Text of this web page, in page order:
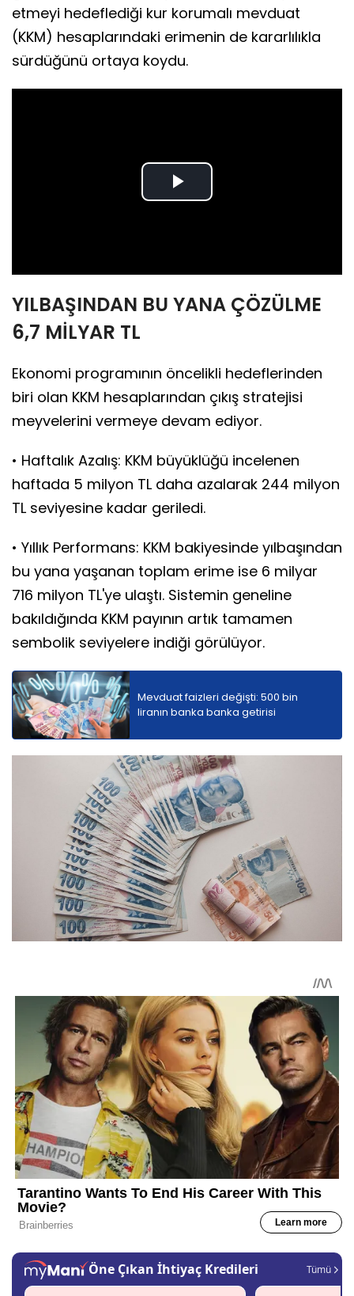
etmeyi hedeflediği kur korumalı mevduat
(KKM) hesaplarındaki erimenin de kararlılıkla
sürdüğünü ortaya koydu.
Play
YILBAŞINDAN BU YANA ÇÖZÜLME
6,7 MİLYAR TL
Ekonomi programının öncelikli hedeflerinden
biri olan KKM hesaplarından çıkış stratejisi
meyvelerini vermeye devam ediyor.
• Haftalık Azalış: KKM büyüklüğü incelenen
haftada 5 milyon TL daha azalarak 244 milyon
TL seviyesine kadar geriledi.
• Yıllık Performans: KKM bakiyesinde yılbaşından
bu yana yaşanan toplam erime ise 6 milyar
716 milyon TL'ye ulaştı. Sistemin geneline
bakıldığında KKM payının artık tamamen
sembolik seviyelere indiği görülüyor.
Mevduat faizleri değişti: 500 bin
liranın banka banka getirisi